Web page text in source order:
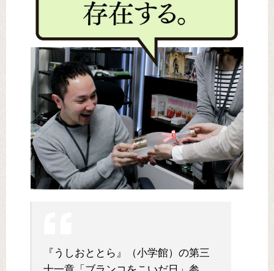
『うしおととら』（小学館）の第三